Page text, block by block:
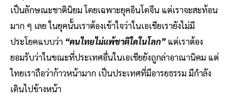
เป็นลักษณะชาตินิยม โดยเฉพาะยุคอินโดจีน แต่เราจะสะท้อน
มาก ๆ เลย ในยุคนั้นเราต้องเข้าใจว่าในเอเชียเรายังไม่มี
ประโยคแบบว่า “คนไทยไม่แพ้ชาติใดในโลก”แต่เราต้อง
ยอมรับว่าในขณะที่ประเทศอื่นในเอเชียยังถูกล่าอาณานิคม แต่
ไทยเราถือว่าก้าวหน้ามาก เป็นประเทศที่มีอารยธรรม มีกำลัง
เดินไปข้างหน้า